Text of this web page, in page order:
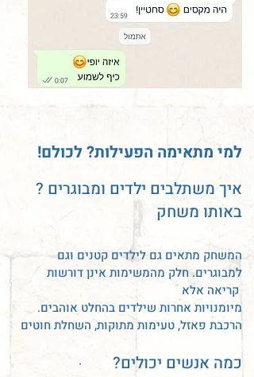
!למי מתאימה הפעילות? לכולם
? איך משתלבים ילדים ומבוגרים
באותו משחק
המשחק מתאים גם לילדים קטנים וגם
למבוגרים. חלק מהמשימות אינן דורשות
הרכבת פאזל, טעימות מתוקות, השחלת חוטים
·
?כמה אנשים יכולים